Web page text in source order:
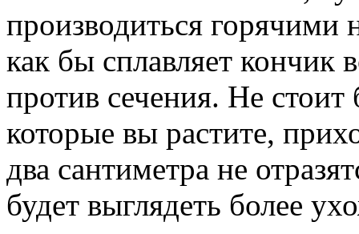
производиться
как бы сплавляет кончик
против сечения. Не стоит
которые вы растите,
два сантиметра не
будет выглядеть более